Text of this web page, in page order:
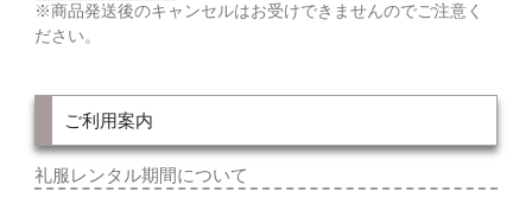
※商品発送後のキャンセルはお受けできませんのでご注意く
ださい。
ご利用案内
礼服レンタル期間について